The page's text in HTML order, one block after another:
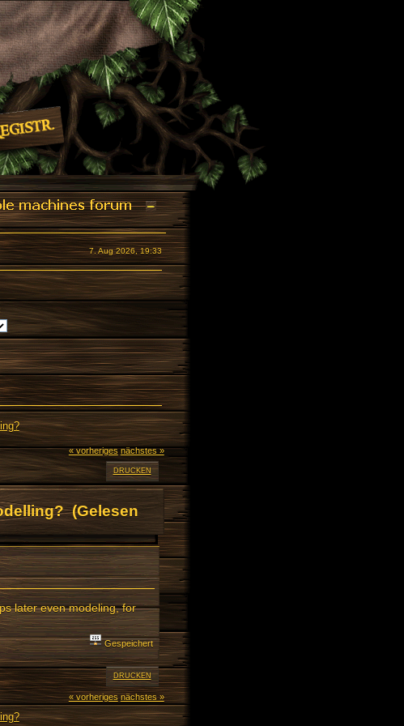
7. Aug 2026, 19:33
« vorheriges nächstes »
DRUCKEN
(Gelesen
later even modeling, for
Gespeichert
DRUCKEN
« vorheriges nächstes »